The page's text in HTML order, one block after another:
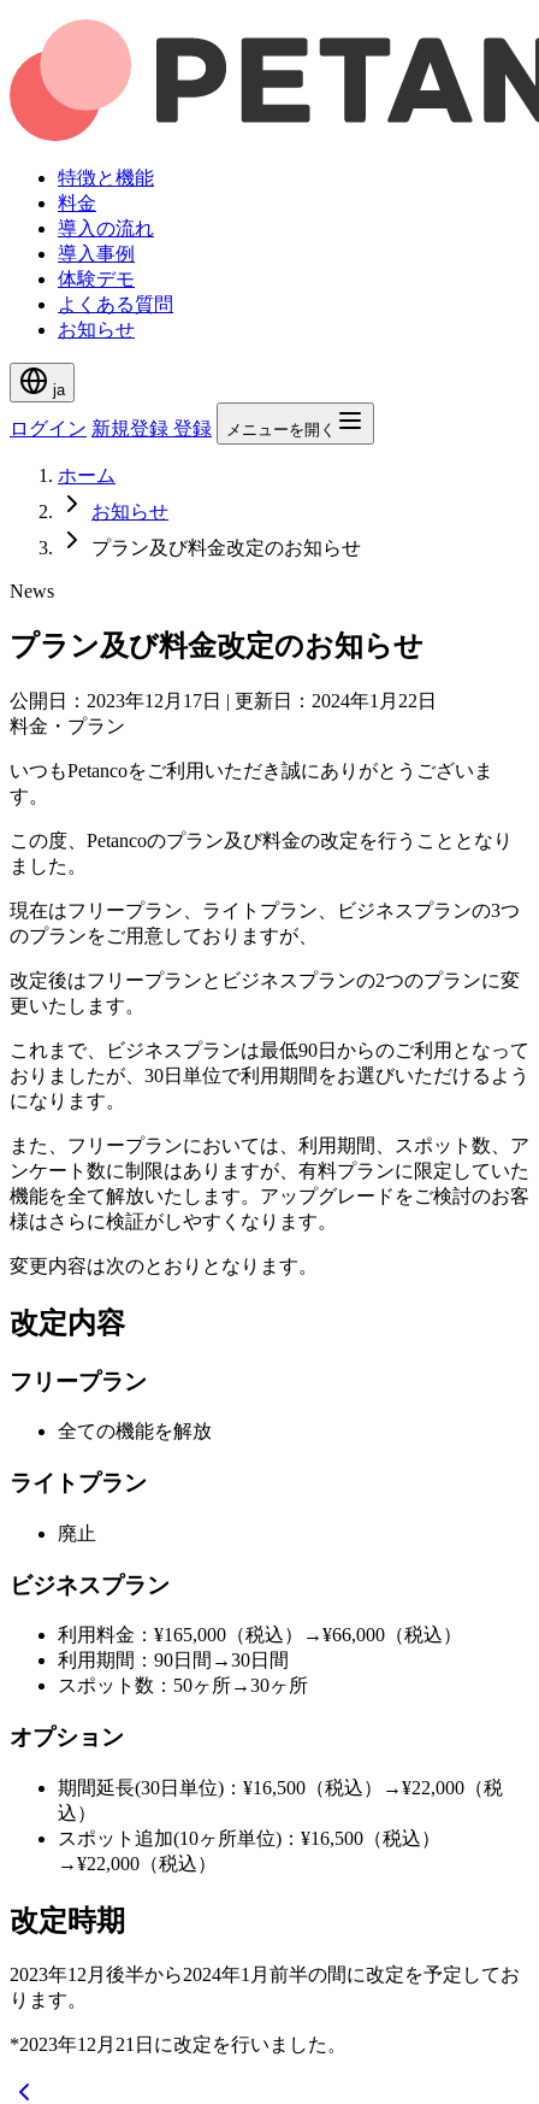
特徴と機能
料金
導入の流れ
導入事例
体験デモ
よくある質問
お知らせ
ja
ログイン 新規登録 登録 メニューを開く
ホーム
お知らせ
プラン及び料金改定のお知らせ
News
プラン及び料金改定のお知らせ
公開日：2023年12月17日 | 更新日：2024年1月22日
料金・プラン
いつもPetancoをご利用いただき誠にありがとうございま
す。
この度、Petancoのプラン及び料金の改定を行うこととなり
ました。
現在はフリープラン、ライトプラン、ビジネスプランの3つ
のプランをご用意しておりますが、
改定後はフリープランとビジネスプランの2つのプランに変
更いたします。
これまで、ビジネスプランは最低90日からのご利用となって
おりましたが、30日単位で利用期間をお選びいただけるよう
になります。
また、フリープランにおいては、利用期間、スポット数、ア
ンケート数に制限はありますが、有料プランに限定していた
機能を全て解放いたします。アップグレードをご検討のお客
様はさらに検証がしやすくなります。
変更内容は次のとおりとなります。
改定内容
フリープラン
全ての機能を解放
ライトプラン
廃止
ビジネスプラン
利用料金：¥165,000（税込）→¥66,000（税込）
利用期間：90日間→30日間
スポット数：50ヶ所→30ヶ所
オプション
期間延長(30日単位)：¥16,500（税込）→¥22,000（税
込）
スポット追加(10ヶ所単位)：¥16,500（税込）
→¥22,000（税込）
改定時期
2023年12月後半から2024年1月前半の間に改定を予定してお
ります。
*2023年12月21日に改定を行いました。